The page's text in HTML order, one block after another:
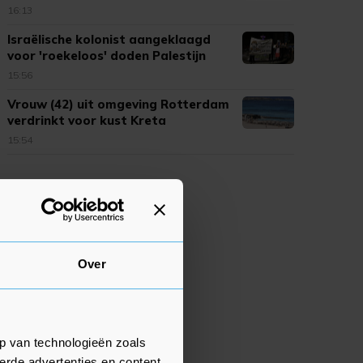
Over
van technologieën zoals
16:13
Israëlische kolonist aangeklaagd
voor 'roekeloos' doden Palestijn
15:56
Vrouw (42) uit omgeving Rotterdam
verdrinkt voor kust Kreta
15:54